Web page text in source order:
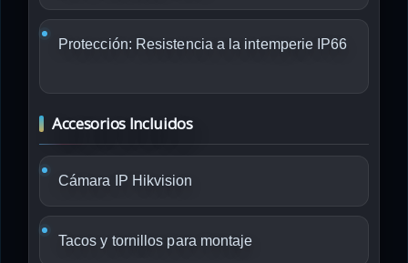
Protección: Resistencia a la intemperie IP66
Accesorios Incluidos
Cámara IP Hikvision
Tacos y tornillos para montaje